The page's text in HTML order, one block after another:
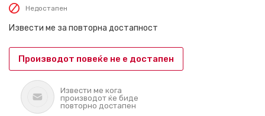
Недостапен
Извести ме за повторна достапност
Производот повеќе не е достапен
Извести ме кога
производот ќе биде
повторно достапен